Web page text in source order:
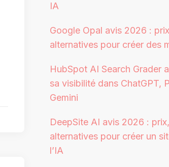
IA
Google Opal avis 2026 :
alternatives pour créer des
HubSpot AI Search Grader
sa visibilité dans ChatGPT,
Gemini
DeepSite AI avis 2026 :
alternatives pour créer un
l’IA